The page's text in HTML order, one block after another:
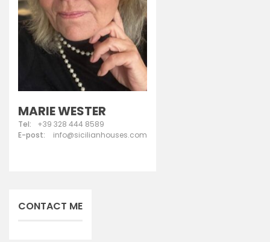
MARIE WESTER
Tel:
+39 328 444 8589
E-post:
info@sicilianhouses.com
CONTACT ME